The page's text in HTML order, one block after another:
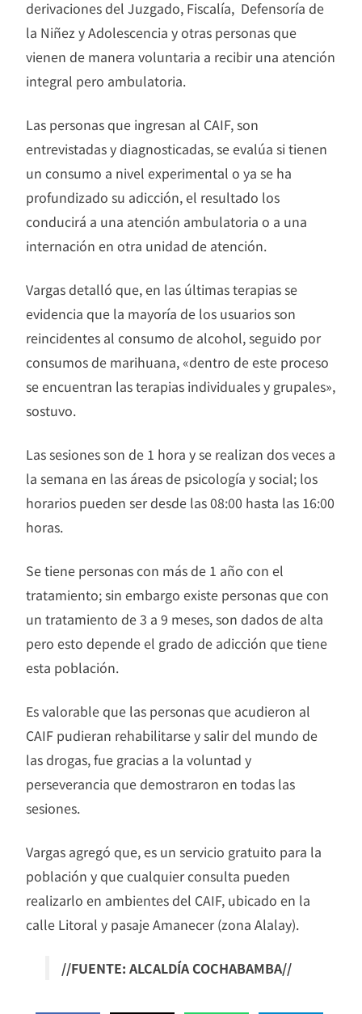
derivaciones del Juzgado, Fiscalía, Defensoría de
la Niñez y Adolescencia y otras personas que
vienen de manera voluntaria a recibir una atención
integral pero ambulatoria.
Las personas que ingresan al CAIF, son
entrevistadas y diagnosticadas, se evalúa si tienen
un consumo a nivel experimental o ya se ha
profundizado su adicción, el resultado los
conducirá a una atención ambulatoria o a una
internación en otra unidad de atención.
Vargas detalló que, en las últimas terapias se
evidencia que la mayoría de los usuarios son
reincidentes al consumo de alcohol, seguido por
consumos de marihuana, «dentro de este proceso
se encuentran las terapias individuales y grupales»,
sostuvo.
Las sesiones son de 1 hora y se realizan dos veces a
la semana en las áreas de psicología y social; los
horarios pueden ser desde las 08:00 hasta las 16:00
horas.
Se tiene personas con más de 1 año con el
tratamiento; sin embargo existe personas que con
un tratamiento de 3 a 9 meses, son dados de alta
pero esto depende el grado de adicción que tiene
esta población.
Es valorable que las personas que acudieron al
CAIF pudieran rehabilitarse y salir del mundo de
las drogas, fue gracias a la voluntad y
perseverancia que demostraron en todas las
sesiones.
Vargas agregó que, es un servicio gratuito para la
población y que cualquier consulta pueden
realizarlo en ambientes del CAIF, ubicado en la
calle Litoral y pasaje Amanecer (zona Alalay).
//FUENTE: ALCALDÍA COCHABAMBA//